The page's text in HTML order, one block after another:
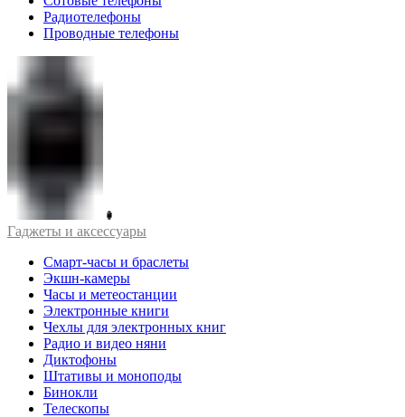
Радиотелефоны
Проводные телефоны
Гаджеты и аксессуары
Смарт-часы и браслеты
Экшн-камеры
Часы и метеостанции
Электронные книги
Чехлы для электронных книг
Радио и видео няни
Диктофоны
Штативы и моноподы
Бинокли
Телескопы